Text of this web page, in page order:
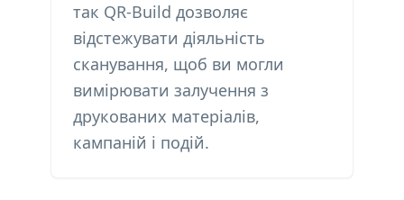
так QR-Build дозволяє
відстежувати діяльність
сканування, щоб ви могли
вимірювати залучення з
друкованих матеріалів,
кампаній і подій.